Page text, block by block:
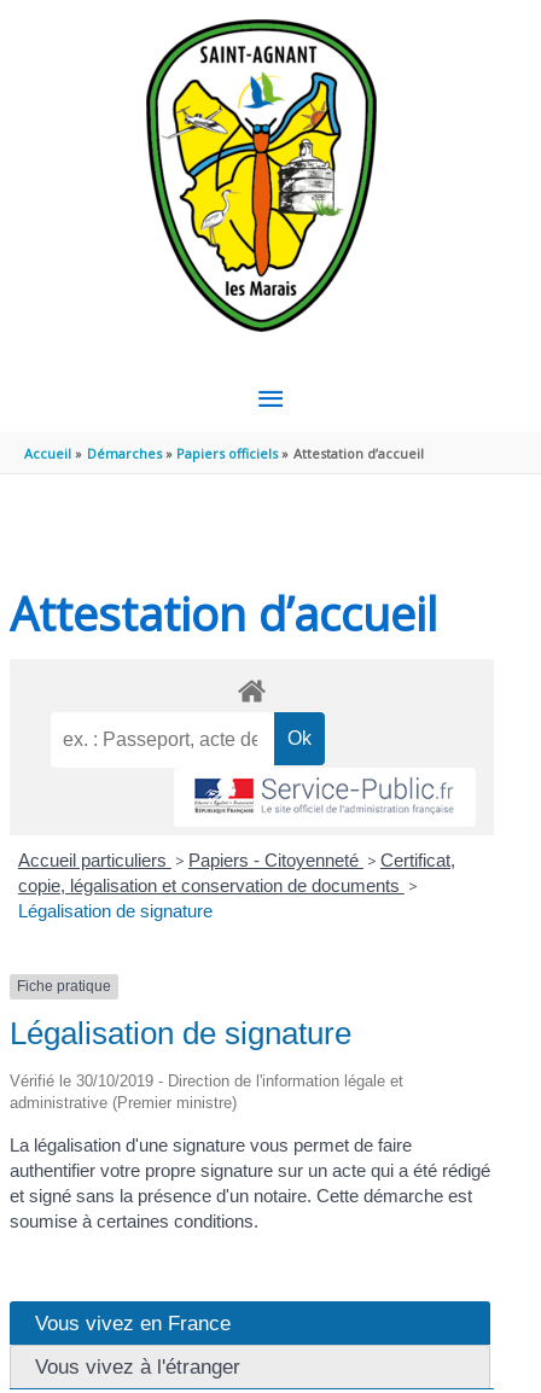
MENU
PRINCIPAL
Accueil Démarches Papiers officiels Attestation d’accueil
Attestation d’accueil
Accueil particuliers > Papiers - Citoyenneté > Certificat,
copie, légalisation et conservation de documents >
Légalisation de signature
Fiche pratique
Légalisation de signature
Vérifié le 30/10/2019 - Direction de l'information légale et
administrative (Premier ministre)
La légalisation d'une signature vous permet de faire
authentifier votre propre signature sur un acte qui a été rédigé
et signé sans la présence d'un notaire. Cette démarche est
soumise à certaines conditions.
Vous vivez en France
Vous vivez à l'étranger